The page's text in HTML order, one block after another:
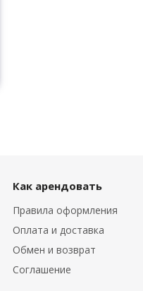
Как арендовать
Правила оформления
Оплата и доставка
Обмен и возврат
Соглашение